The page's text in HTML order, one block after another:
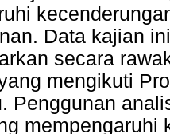
Data kajian
secara
mengikuti
Penggunan
mempengaruhi